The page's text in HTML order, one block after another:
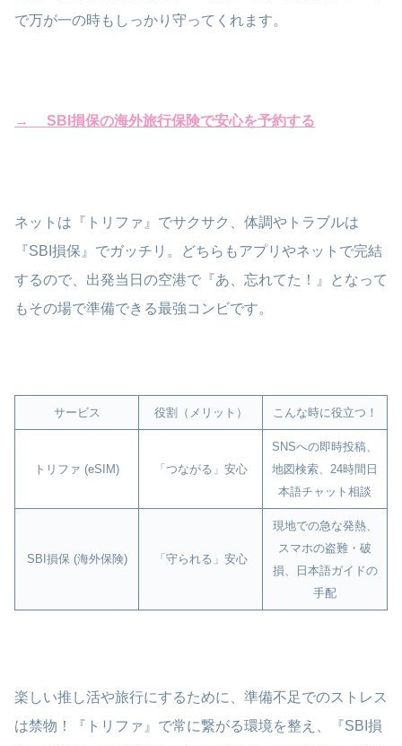
で万が一の時もしっかり守ってくれます。
→ SBI損保の海外旅行保険で安心を予約する
ネットは『トリファ』でサクサク、体調やトラブルは
『SBI損保』でガッチリ。どちらもアプリやネットで完結
するので、出発当日の空港で『あ、忘れてた！』となって
もその場で準備できる最強コンビです。
サービス 役割（メリット） こんな時に役立つ！
トリファ (eSIM) 「つながる」安心
SNSへの即時投稿、
地図検索、24時間日
本語チャット相談
SBI損保 (海外保険) 「守られる」安心
現地での急な発熱、
スマホの盗難・破
損、日本語ガイドの
手配
楽しい推し活や旅行にするために、準備不足でのストレス
は禁物！『トリファ』で常に繋がる環境を整え、『SBI損